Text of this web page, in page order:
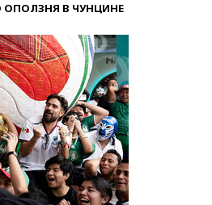
В ЧУНЦИНЕ